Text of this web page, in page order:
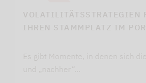
VOLATILITÄTSSTRATEGIEN
IHREN STAMMPLATZ IM
Es gibt Momente, in denen sich
und „nachher“…